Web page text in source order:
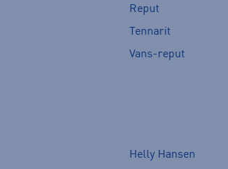
Reput
Tennarit
Vans-reput
Helly Hansen